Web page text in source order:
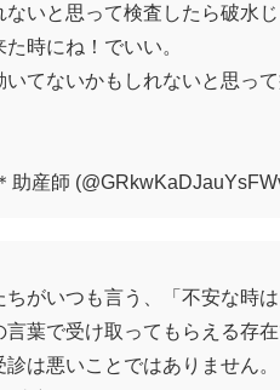
ないと思って検査したら破水
た時にね！でいい。
いてないかもしれないと思っ
助産師
ちがいつも言う、「不安な時
言葉で受け取ってもらえる存
診は悪いことではありません。